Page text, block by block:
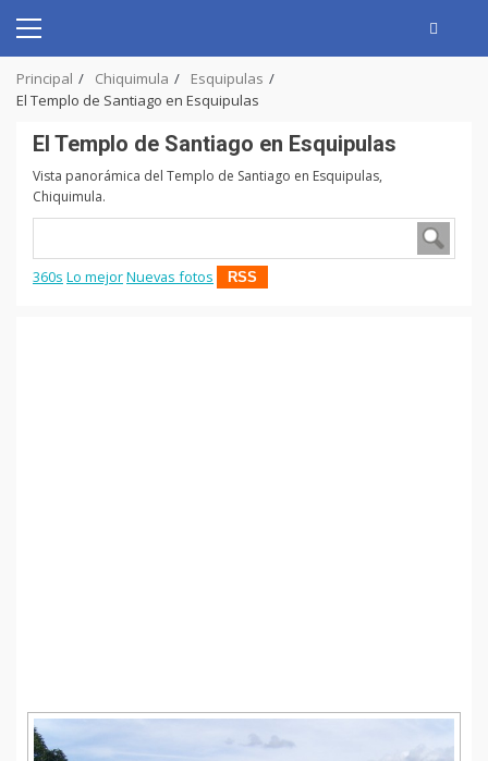
content
Primary
Principal Chiquimula
Esquipulas
El Templo de Santiago en Esquipulas
El Templo de Santiago en Esquipulas
Vista panorámica del Templo de Santiago en Esquipulas,
Chiquimula.
360s Lo mejorNuevas fotos RSS